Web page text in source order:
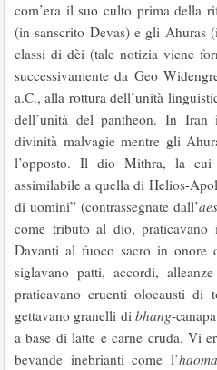
com’era il suo culto prima della
(in sanscrito Devas) e gli Ahuras
classi di dèi (tale notizia viene
successivamente da Geo
a.C., alla rottura dell’unità
dell’unità del pantheon. In Iran
divinità malvagie mentre gli
l’opposto. Il dio Mithra, la cui
assimilabile a quella di Helios-
di uomini” (contrassegnate dall’
come tributo al dio,
Davanti al fuoco sacro in onore
siglavano patti, accordi,
praticavano cruenti olocausti
gettavano granelli di bhang-
a base di latte e carne cruda. Vi
bevande inebrianti come l’haoma